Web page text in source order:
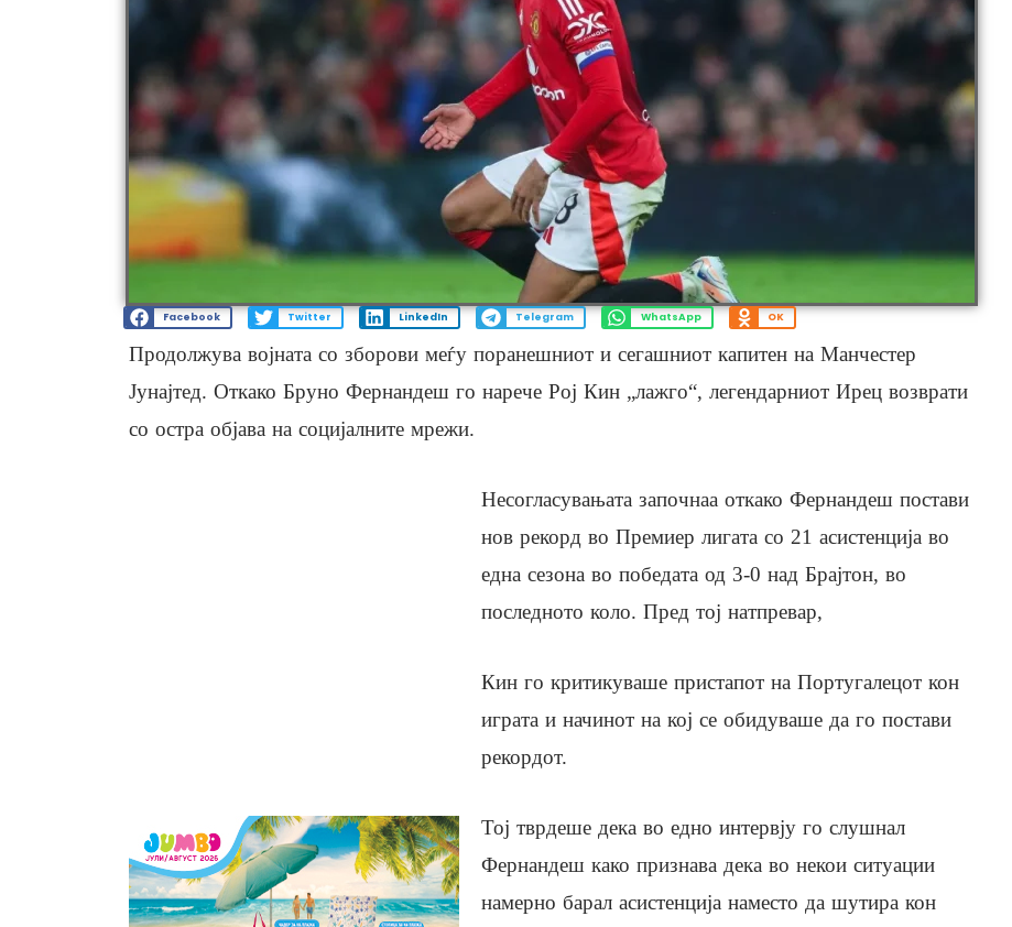
Facebook Twitter LinkedIn Telegram WhatsApp OK
Продолжува војната со зборови меѓу поранешниот и сегашниот капитен на Манчестер
Јунајтед. Откако Бруно Фернандеш го нарече Рој Кин „лажго“, легендарниот Ирец возврати
со остра објава на социјалните мрежи.
Несогласувањата започнаа откако Фернандеш постави
нов рекорд во Премиер лигата со 21 асистенција во
една сезона во победата од 3-0 над Брајтон, во
последното коло. Пред тој натпревар,
Кин го критикуваше пристапот на Португалецот кон
играта и начинот на кој се обидуваше да го постави
рекордот.
Тој тврдеше дека во едно интервју го слушнал
Фернандеш како признава дека во некои ситуации
намерно барал асистенција наместо да шутира кон